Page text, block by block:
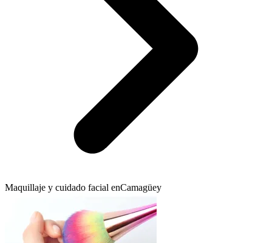
Maquillaje y cuidado facial enCamagüey